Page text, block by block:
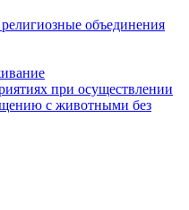
объединения
при осуществлении
с животными без